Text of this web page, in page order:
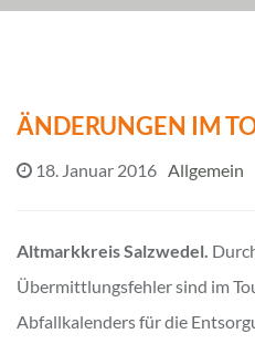
ÄNDERUNGEN IM
18. Januar 2016 Allgemein
Altmarkkreis Salzwedel.
Übermittlungsfehler sind im
Abfallkalenders für die